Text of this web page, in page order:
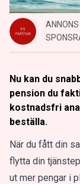
Nu kan du
pension du
kostnadsfri
beställa.
När du fått din
flytta din
ut mer pengar i